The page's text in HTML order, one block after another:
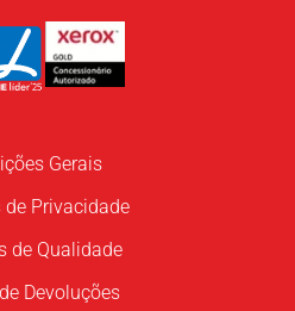
Gerais
Privacidade
de Qualidade
Devoluções